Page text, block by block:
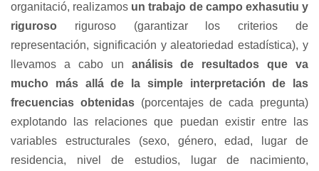
organitació, realizamos un trabajo de campo exhasutiu y
riguroso riguroso (garantizar los criterios de
representación, significación y aleatoriedad estadística), y
llevamos a cabo un
análisis de resultados que va
mucho más allá de la simple interpretación de las
frecuencias obtenidas (porcentajes de cada pregunta)
explotando las relaciones que puedan existir entre las
variables estructurales (sexo, género, edad, lugar de
residencia, nivel de estudios, lugar de nacimiento,